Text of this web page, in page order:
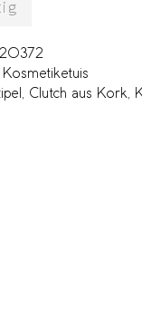
Kosmetiketuis
, Clutch aus Kork,